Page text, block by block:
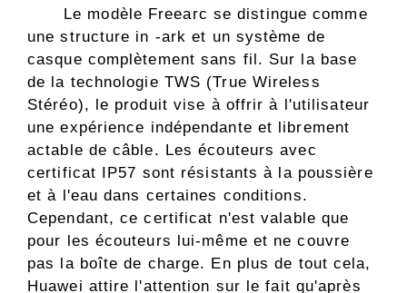
Le modèle Freearc se distingue comme
une structure in -ark et un système de
casque complètement sans fil. Sur la base
de la technologie TWS (True Wireless
Stéréo), le produit vise à offrir à l'utilisateur
une expérience indépendante et librement
actable de câble. Les écouteurs avec
certificat IP57 sont résistants à la poussière
et à l'eau dans certaines conditions.
Cependant, ce certificat n'est valable que
pour les écouteurs lui-même et ne couvre
pas la boîte de charge. En plus de tout cela,
Huawei attire l'attention sur le fait qu'après